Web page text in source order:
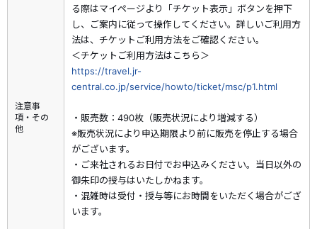
●御朱印について
・根津神社×JR東海 限定切り絵御朱印
かざぐるまや楼門をデザインした、涼しげな限定御朱印を授与
※根津神社とJR東海が独自に作成した御朱印です
●引き換え時間
・9:30～17:00
●施設営業時間（引き換え時間とは異なります）
・月～土：9:30～17:30
・日・祝：9:00～17:30
注意事
項・その
他
る際はマイページより「チケット表示」ボタンを押下
し、ご案内に従って操作してください。詳しいご利用方
法は、チケットご利用方法をご確認ください。
＜チケットご利用方法はこちら＞
https://travel.jr-
central.co.jp/service/howto/ticket/msc/p1.html
・販売数：490枚（販売状況により増減する）
※販売状況により申込期限より前に販売を停止する場合
がございます。
・ご来社されるお日付でお申込みください。当日以外の
御朱印の授与はいたしかねます。
・混雑時は受付・授与等にお時間をいただく場合がござ
います。